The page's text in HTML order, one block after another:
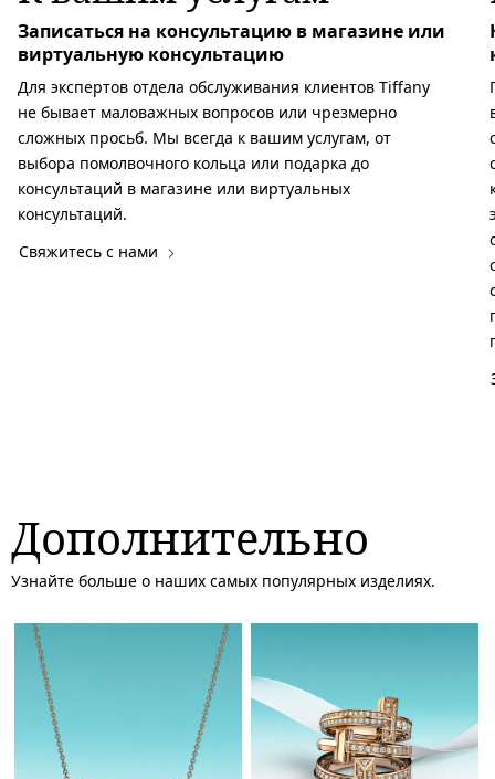
Записаться на консультацию в магазине или
виртуальную консультацию
Для экспертов отдела обслуживания клиентов Tiffany
не бывает маловажных вопросов или чрезмерно
сложных просьб. Мы всегда к вашим услугам, от
выбора помолвочного кольца или подарка до
консультаций в магазине или виртуальных
консультаций.
Свяжитесь с нами
Дополнительно
Узнайте больше о наших самых популярных изделиях.